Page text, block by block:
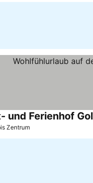
und Ferienhof
Zentrum